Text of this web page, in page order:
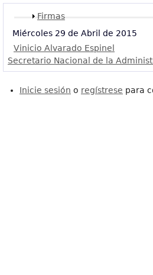
Mostrar
Firmas
Miércoles 29 de Abril de 2015
Vinicio Alvarado Espinel
Secretario Nacional de la
Inicie sesión o regístrese para